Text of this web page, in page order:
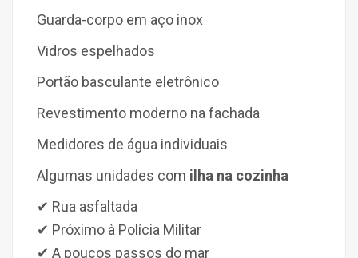
Guarda-corpo em aço inox
Vidros espelhados
Portão basculante eletrônico
Revestimento moderno na fachada
Medidores de água individuais
Algumas unidades com ilha na cozinha
✔ Rua asfaltada
✔ Próximo à Polícia Militar
✔ A poucos passos do mar